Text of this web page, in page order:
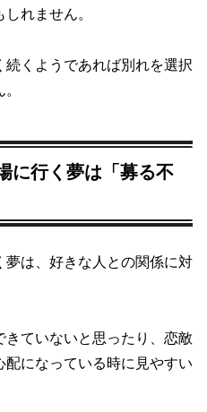
れません。
くようであれば別れを選択
に行く夢は「募る不
は、好きな人との関係に対
ていないと思ったり、恋敵
になっている時に見やすい